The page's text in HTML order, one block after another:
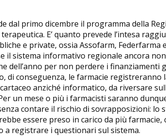
dal primo dicembre il programma della
terapeutica. E’ quanto prevede l’intesa
e private, ossia Assofarm, Federfarma
il sistema informativo regionale ancora
dell’anno per non perdere i finanziamenti
di conseguenza, le farmacie registreranno
anziché informatico, da riversare
un mese o più i farmacisti saranno
contare il rischio di sovrapposizioni: lo
essere preso in carico da più
a registrare i questionari sul sistema.